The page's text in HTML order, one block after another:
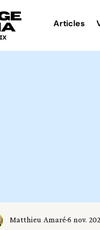
Articles
Matthieu Amaré 6 nov.